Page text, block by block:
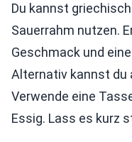
Du kannst
Sauerrahm nutzen.
Geschmack und
Alternativ kannst du
Verwende eine
Essig. Lass es kurz